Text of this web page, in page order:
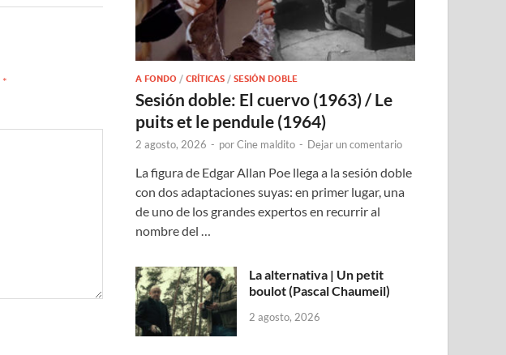
* A FONDO /CRÍTICAS /SESIÓN DOBLE
Sesión doble: El cuervo (1963) / Le
puits et le pendule (1964)
2 agosto, 2026 - porCine maldito - Dejar un comentario
La figura de Edgar Allan Poe llega a la sesión doble
con dos adaptaciones suyas: en primer lugar, una
de uno de los grandes expertos en recurrir al
nombre del …
La alternativa | Un petit
boulot (Pascal Chaumeil)
2 agosto, 2026